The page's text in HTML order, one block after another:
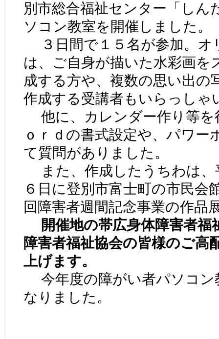
別市総合福祉センター「しん
ソコン教室を開催しました。
３日間で１５名が参加。オ
は、ご自身が描いた水彩画を
成する方や、複数の思い出の
作成する受講者もいらっしゃ
他に、カレンダー作り等を
ｏｒｄの書式設定や、パワー
て質問がありました。
また、作成したうちわは、
６日に登別市富士町の市民会
回障害者週間記念事業の作品
開催地の帯広身体障害者
障害者福祉協会の皆様のご高
上げます。
今年度の障がい者パソコン
なりました。